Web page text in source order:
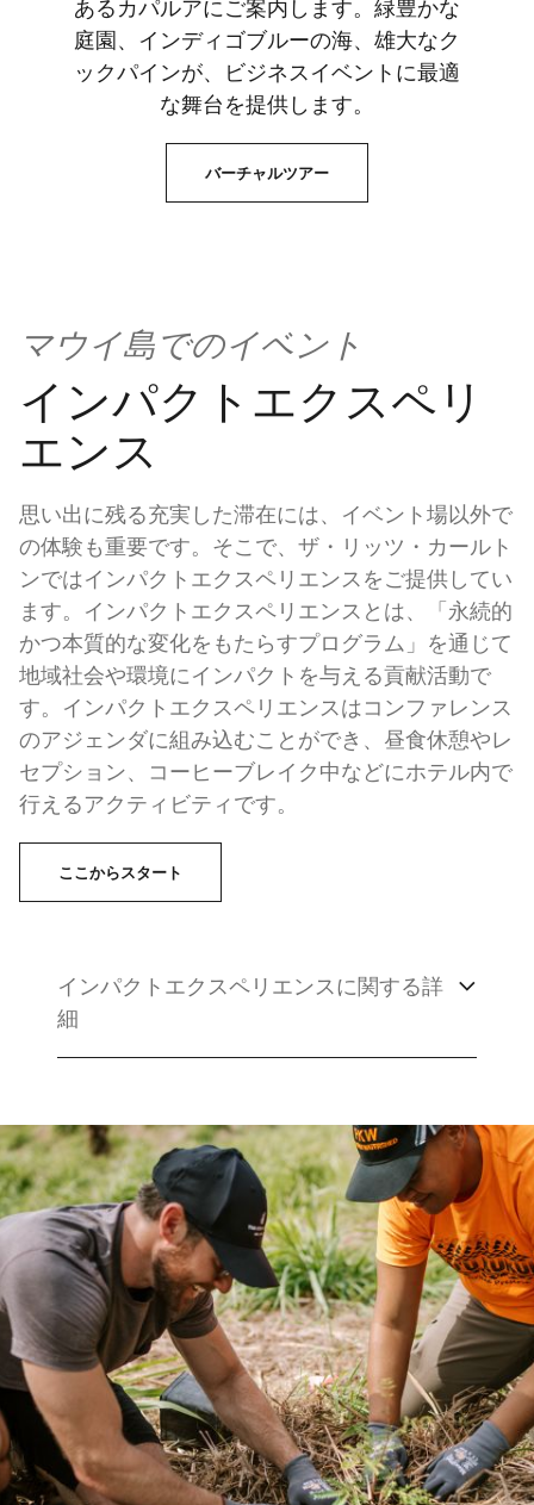
あるカパルアにご案内します。緑豊かな
庭園、インディゴブルーの海、雄大なク
ックパインが、ビジネスイベントに最適
な舞台を提供します。
バーチャルツアー
マウイ島でのイベント
インパクトエクスペリ
エンス
思い出に残る充実した滞在には、イベント場以外で
の体験も重要です。そこで、ザ・リッツ・カールト
ンではインパクトエクスペリエンスをご提供してい
ます。インパクトエクスペリエンスとは、「永続的
かつ本質的な変化をもたらすプログラム」を通じて
地域社会や環境にインパクトを与える貢献活動で
す。インパクトエクスペリエンスはコンファレンス
のアジェンダに組み込むことができ、昼食休憩やレ
セプション、コーヒーブレイク中などにホテル内で
行えるアクティビティです。
ここからスタート
インパクトエクスペリエンスに関する詳
細